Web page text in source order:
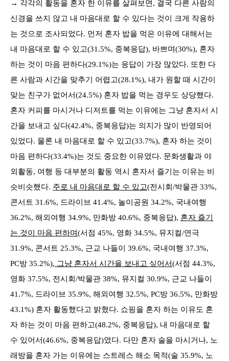
→ 각각의 활동을 혼자 한 이유를 살펴보면, 결국 다른 사람의
신경을 쓰지 않고 내 마음대로 할 수 있다는 것이 크게 작용하
는 것으로 조사되었다. 먼저 혼자 밥을 먹은 이유에 대해서는
내 마음대로 할 수 있고(31.5%, 중복응답), 바쁘며(30%), 혼자
하는 것이 마음 편하다(29.1%)는 응답이 가장 많았다. 또한 다
른 사람과 시간을 맞추기 어렵고(28.1%), 내가 원할 때 시간이
맞는 친구가 없어서(24.5%) 혼자 밥을 먹는 경우도 상당했다.
혼자 커피를 마시거나 디저트를 먹는 이유에는 그냥 혼자서 시
간을 보내고 싶다(42.4%, 중복응답)는 의지가 많이 반영되어
있었다. 물론 내 마음대로 할 수 있고(33.7%), 혼자 하는 것이
마음 편하다(33.4%)는 것도 중요한 이유였다. 문화생활과 야
외활동, 여행 등 대부분의 활동 역시 혼자서 즐기는 이유는 비
슷비슷했다. 주로 내 마음대로 할 수 있고(전시회/박물관 33%,
콘서트 31.6%, 드라이브 41.4%, 놀이공원 34.2%, 국내여행
36.2%, 해외여행 34.9%, 만화방 40.6%, 중복응답), 혼자 즐기
는 것이 마음 편하며(서점 45%, 영화 34.5%, 뮤지컬/연극
31.9%, 콘서트 25.3%, 근교 나들이 39.6%, 국내여행 37.3%,
PC방 35.2%), 그냥 혼자서 시간을 보내고 싶어서(서점 44.3%,
영화 37.5%, 전시회/박물관 38%, 뮤지컬 30.9%, 근교 나들이
41.7%, 드라이브 35.9%, 해외여행 32.5%, PC방 36.5%, 만화방
43.1%) 혼자 활동했다고 밝혔다. 쇼핑을 혼자 하는 이유도 혼
자 하는 것이 마음 편하고(48.2%, 중복응답), 내 마음대로 할
수 있어서(46.6%, 중복응답)였다. 다만 혼자 술을 마시거나, 노
래방을 혼자 가는 이유에는 스트레스 해소 목적(술 35.9%, 노